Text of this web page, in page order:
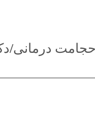
و حجامت درمانی/